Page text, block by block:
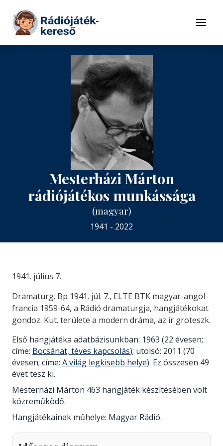
Tovább a tartalomhoz
Menü
Mesterházi Márton
rádiójátékos munkássága
(magyar)
1941 - 2022
1941. július 7.
Dramaturg. Bp 1941. júl. 7., ELTE BTK magyar-angol-
francia 1959-64, a Rádió dramaturgja, hangjátékokat
gondoz. Kut. területe a modern dráma, az ír groteszk.
Első hangjátéka adatbázisunkban: 1963 (22 évesen;
címe: Bocsánat, téves kapcsolás); utolsó: 2011 (70
évesen; címe: A világ legkisebb helye). Ez összesen 49
évet tesz ki.
Mesterházi Márton 463 hangjáték készítésében volt
közreműködő.
Hangjátékainak műhelye: Magyar Rádió.